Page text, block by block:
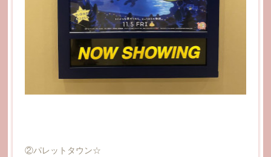
②パレットタウン☆